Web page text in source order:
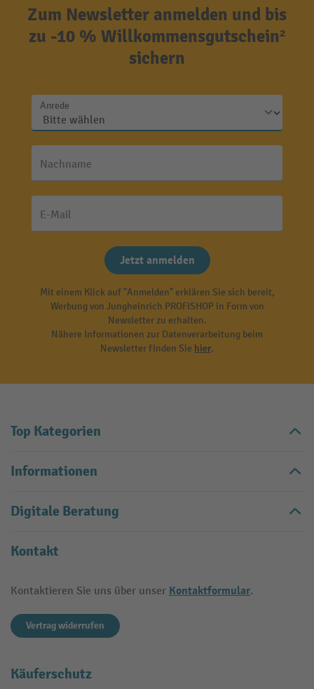
Zum Newsletter anmelden und bis
zu -10 % Willkommensgutschein²
sichern
Anrede
Nachname
E-Mail
Jetzt anmelden
Mit einem Klick auf "Anmelden" erklären Sie sich bereit,
Werbung von Jungheinrich PROFISHOP in Form von
Newsletter zu erhalten.
Nähere Informationen zur Datenverarbeitung beim
Newsletter finden Sie hier.
Top Kategorien
Informationen
Digitale Beratung
Kontakt
Kontaktieren Sie uns über unser Kontaktformular.
Vertrag widerrufen
Käuferschutz